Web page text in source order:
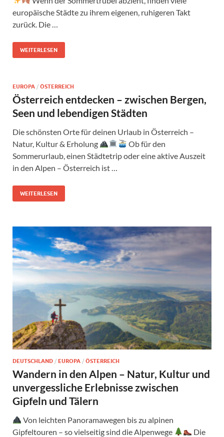
europäische Städte zu ihrem eigenen, ruhigeren Takt
zurück. Die …
WEITERLESEN
EUROPA / ÖSTERREICH
Österreich entdecken – zwischen Bergen,
Seen und lebendigen Städten
Die schönsten Orte für deinen Urlaub in Österreich –
Natur, Kultur & Erholung
Ob für den
Sommerurlaub, einen Städtetrip oder eine aktive Auszeit
in den Alpen – Österreich ist …
WEITERLESEN
DEUTSCHLAND / EUROPA / ÖSTERREICH
Wandern in den Alpen – Natur, Kultur und
unvergessliche Erlebnisse zwischen
Gipfeln und Tälern
Von leichten Panoramawegen bis zu alpinen
Gipfeltouren – so vielseitig sind die Alpenwege
Die